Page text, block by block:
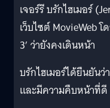
เจอร์รี บรักไฮเมอร์
เว็บไซต์ MovieWeb
3’ ว่ายังคงเดินหน้า
บรักไฮเมอร์ได้ยืนยัน
และมีความคืบหน้าที่ดี